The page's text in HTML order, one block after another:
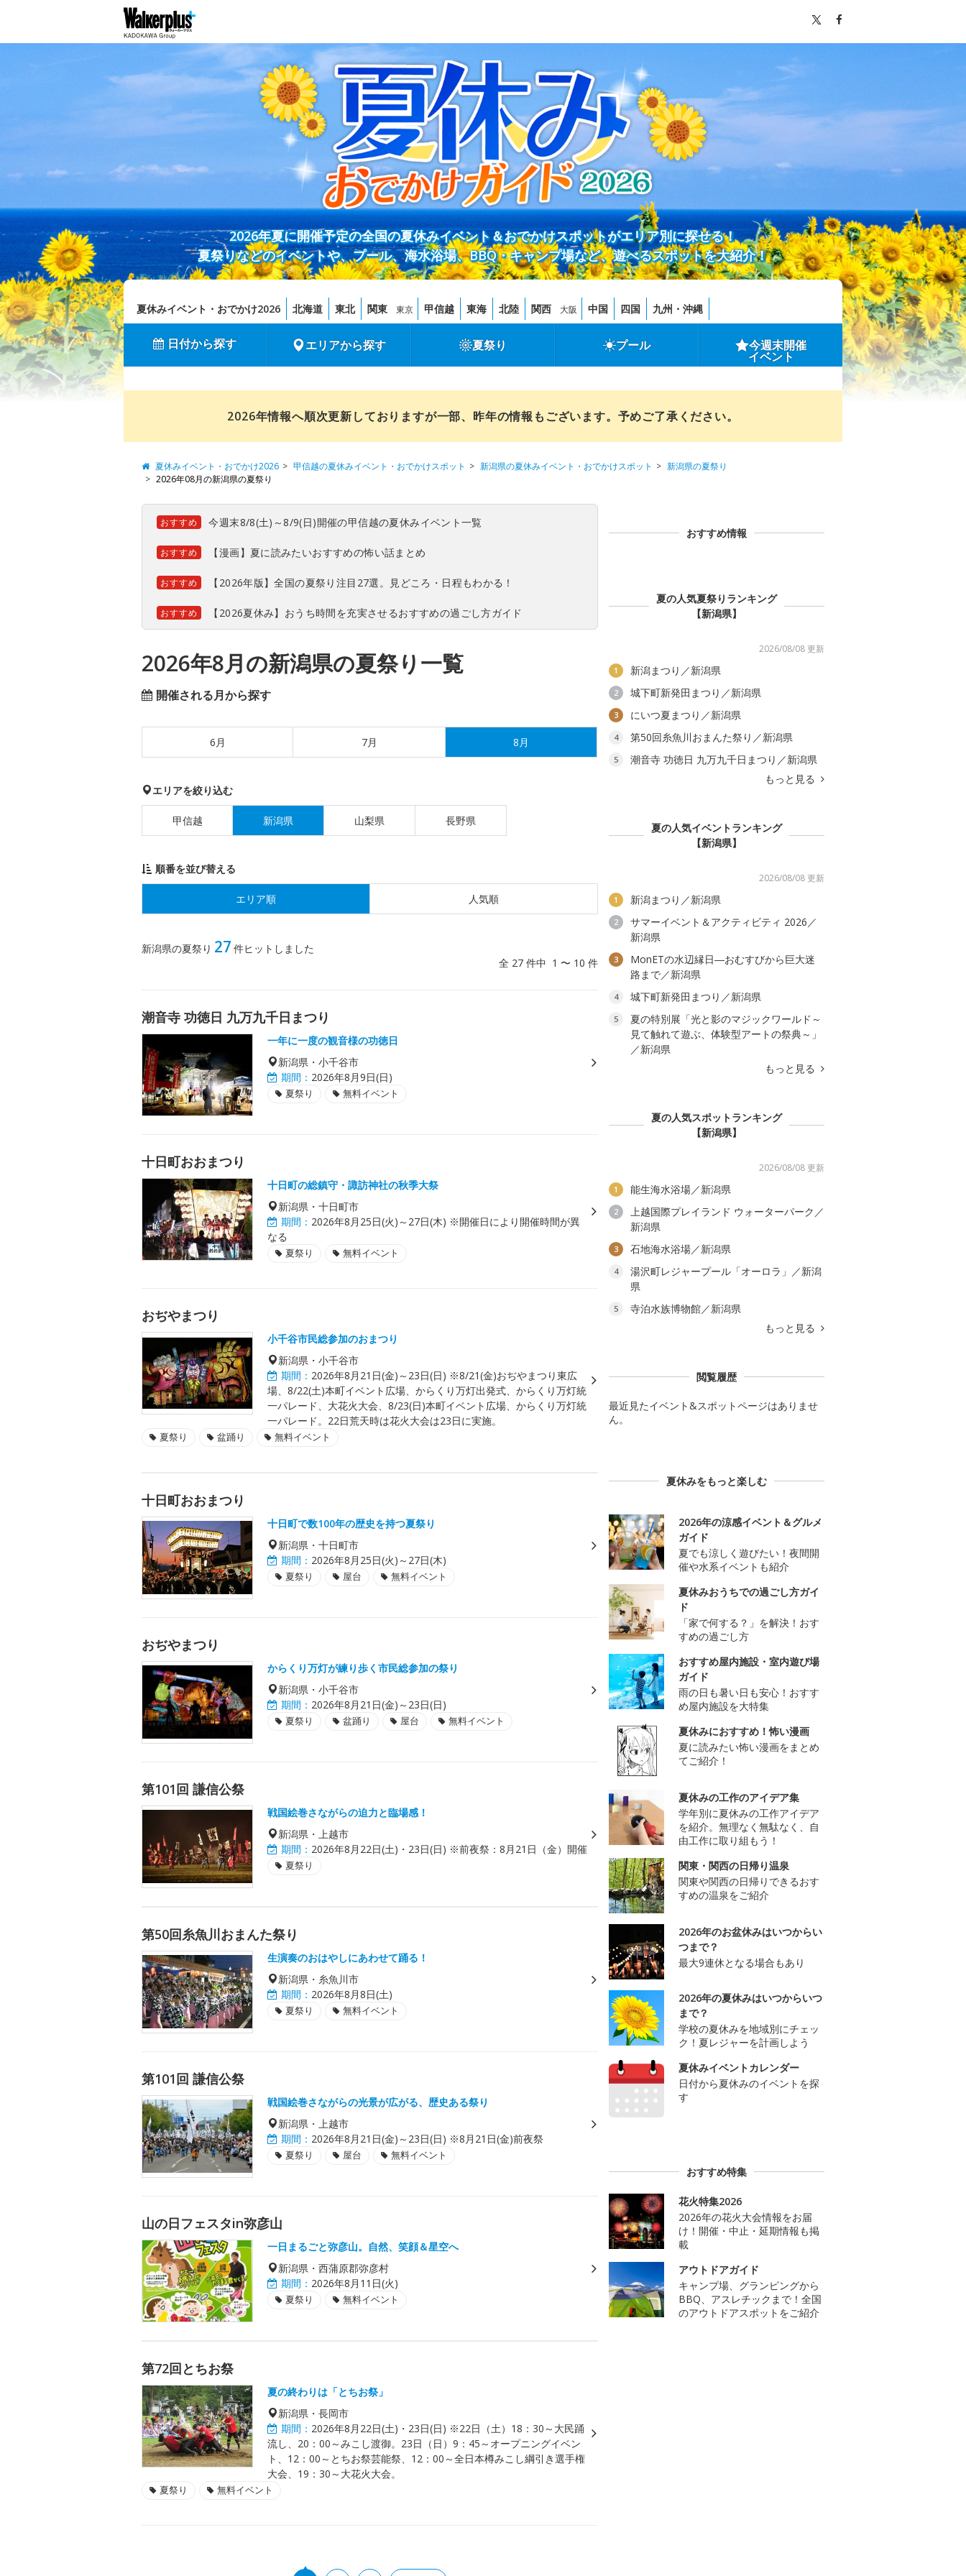
2026年夏に開催予定の全国の夏休みイベント＆おでかけスポットがエリア別に探せる！
夏祭りなどのイベントや、プール、海水浴場、BBQ・キャンプ場など、遊べるスポットを大紹介！
夏休みイベント・おでかけ2026 北海道 東北 関東 東京 甲信越 東海 北陸 関西 大阪 中国 四国 九州・沖縄
日付から探す エリアから探す 夏祭り プール 今週末開催
イベント
2026年情報へ順次更新しておりますが一部、昨年の情報もございます。予めご了承ください。
夏休みイベント・おでかけ2026 甲信越の夏休みイベント・おでかけスポット 新潟県の夏休みイベント・おでかけスポット
新潟県の夏祭り
2026年08月の新潟県の夏祭り
おすすめ 今週末8/8(土)～8/9(日)開催の甲信越の夏休みイベント一覧
おすすめ 【漫画】夏に読みたいおすすめの怖い話まとめ
おすすめ 【2026年版】全国の夏祭り注目27選。見どころ・日程もわかる！
おすすめ 【2026夏休み】おうち時間を充実させるおすすめの過ごし方ガイド
2026年8月の新潟県の夏祭り一覧
開催される月から探す
6月 7月 8月
エリアを絞り込む
甲信越 新潟県 山梨県 長野県
順番を並び替える
エリア順 人気順
新潟県の夏祭り 27 件ヒットしました
全 27 件中 1 〜 10 件
潮音寺 功徳日 九万九千日まつり
一年に一度の観音様の功徳日
新潟県・小千谷市
期間： 2026年8月9日(日)
夏祭り 無料イベント
十日町おおまつり
十日町の総鎮守・諏訪神社の秋季大祭
新潟県・十日町市
期間： 2026年8月25日(火)～27日(木) ※開催日により開催時間が異
なる
夏祭り 無料イベント
おぢやまつり
小千谷市民総参加のおまつり
新潟県・小千谷市
期間： 2026年8月21日(金)～23日(日) ※8/21(金)おぢやまつり東広
場、8/22(土)本町イベント広場、からくり万灯出発式、からくり万灯統
一パレード、大花火大会、8/23(日)本町イベント広場、からくり万灯統
一パレード。22日荒天時は花火大会は23日に実施。
夏祭り 盆踊り 無料イベント
十日町おおまつり
十日町で数100年の歴史を持つ夏祭り
新潟県・十日町市
期間： 2026年8月25日(火)～27日(木)
夏祭り 屋台 無料イベント
おぢやまつり
からくり万灯が練り歩く市民総参加の祭り
新潟県・小千谷市
期間： 2026年8月21日(金)～23日(日)
夏祭り 盆踊り 屋台 無料イベント
第101回 謙信公祭
戦国絵巻さながらの迫力と臨場感！
新潟県・上越市
期間： 2026年8月22日(土)・23日(日) ※前夜祭：8月21日（金）開催
夏祭り
第50回糸魚川おまんた祭り
生演奏のおはやしにあわせて踊る！
新潟県・糸魚川市
期間： 2026年8月8日(土)
夏祭り 無料イベント
第101回 謙信公祭
戦国絵巻さながらの光景が広がる、歴史ある祭り
新潟県・上越市
期間： 2026年8月21日(金)～23日(日) ※8月21日(金)前夜祭
夏祭り 屋台 無料イベント
山の日フェスタin弥彦山
一日まるごと弥彦山。自然、笑顔＆星空へ
新潟県・西蒲原郡弥彦村
期間： 2026年8月11日(火)
夏祭り 無料イベント
第72回とちお祭
夏の終わりは「とちお祭」
新潟県・長岡市
期間： 2026年8月22日(土)・23日(日) ※22日（土）18：30～大民踊
流し、20：00～みこし渡御。23日（日）9：45～オープニングイベン
ト、12：00～とちお祭芸能祭、12：00～全日本樽みこし綱引き選手権
大会、19：30～大花火大会。
夏祭り 無料イベント
おすすめ情報
夏の人気夏祭りランキング
【新潟県】
2026/08/08 更新
1 新潟まつり／新潟県
2 城下町新発田まつり／新潟県
3 にいつ夏まつり／新潟県
4 第50回糸魚川おまんた祭り／新潟県
5
潮音寺 功徳日 九万九千日まつり／新潟県
もっと見る
夏の人気イベントランキング
【新潟県】
2026/08/08 更新
1 新潟まつり／新潟県
2
サマーイベント＆アクティビティ 2026／
新潟県
3
MonETの水辺縁日―おむすびから巨大迷
路まで／新潟県
4 城下町新発田まつり／新潟県
5
夏の特別展「光と影のマジックワールド～
見て触れて遊ぶ、体験型アートの祭典～」
／新潟県
もっと見る
夏の人気スポットランキング
【新潟県】
2026/08/08 更新
1 能生海水浴場／新潟県
2
上越国際プレイランド ウォーターパーク／
新潟県
3 石地海水浴場／新潟県
4
湯沢町レジャープール「オーロラ」／新潟
県
5
寺泊水族博物館／新潟県
もっと見る
閲覧履歴
最近見たイベント&スポットページはありませ
ん。
夏休みをもっと楽しむ
2026年の涼感イベント＆グルメ
ガイド
夏でも涼しく遊びたい！夜間開
催や水系イベントも紹介
夏休みおうちでの過ごし方ガイ
ド
「家で何する？」を解決！おす
すめの過ごし方
おすすめ屋内施設・室内遊び場
ガイド
雨の日も暑い日も安心！おすす
め屋内施設を大特集
夏休みにおすすめ！怖い漫画
夏に読みたい怖い漫画をまとめ
てご紹介！
夏休みの工作のアイデア集
学年別に夏休みの工作アイデア
を紹介。無理なく無駄なく、自
由工作に取り組もう！
関東・関西の日帰り温泉
関東や関西の日帰りできるおす
すめの温泉をご紹介
2026年のお盆休みはいつからい
つまで？
最大9連休となる場合もあり
2026年の夏休みはいつからいつ
まで？
学校の夏休みを地域別にチェッ
ク！夏レジャーを計画しよう
夏休みイベントカレンダー
日付から夏休みのイベントを探
す
おすすめ特集
花火特集2026
2026年の花火大会情報をお届
け！開催・中止・延期情報も掲
載
アウトドアガイド
キャンプ場、グランピングから
BBQ、アスレチックまで！全国
のアウトドアスポットをご紹介